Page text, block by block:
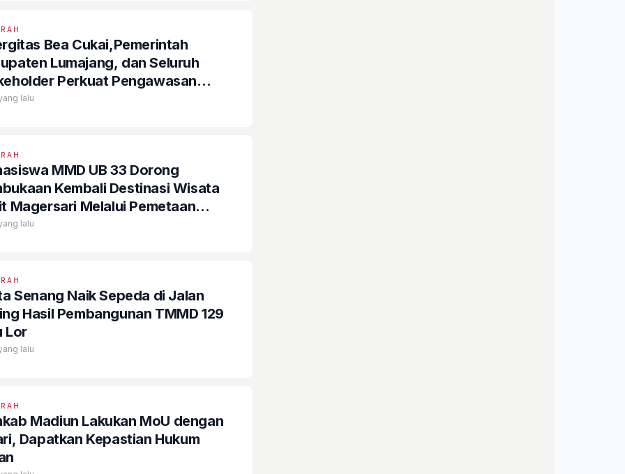
Bea Cukai,Pemerintah
Lumajang, dan Seluruh
Perkuat Pengawasan
Kena Cukai Ilegal Melalui
lalu
MMD UB 33 Dorong
Kembali Destinasi Wisata
Magersari Melalui Pemetaan
lalu
Senang Naik Sepeda di Jalan
Hasil Pembangunan TMMD 129
Lor
lalu
Madiun Lakukan MoU dengan
Dapatkan Kepastian Hukum